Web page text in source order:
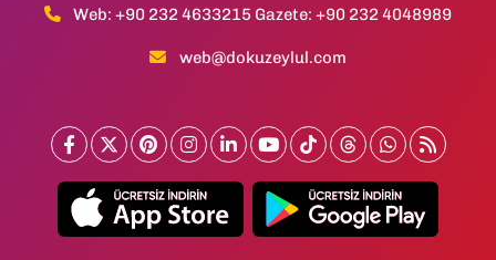
Web: +90 232 4633215 Gazete: +90 232 4048989
web@dokuzeylul.com